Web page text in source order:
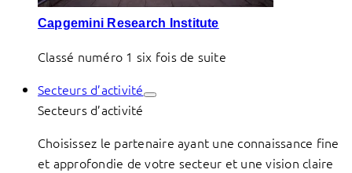
Capgemini Research Institute
Classé numéro 1 six fois de suite
Secteurs d’activité
Secteurs d’activité
Choisissez le partenaire ayant une connaissance fine
et approfondie de votre secteur et une vision claire